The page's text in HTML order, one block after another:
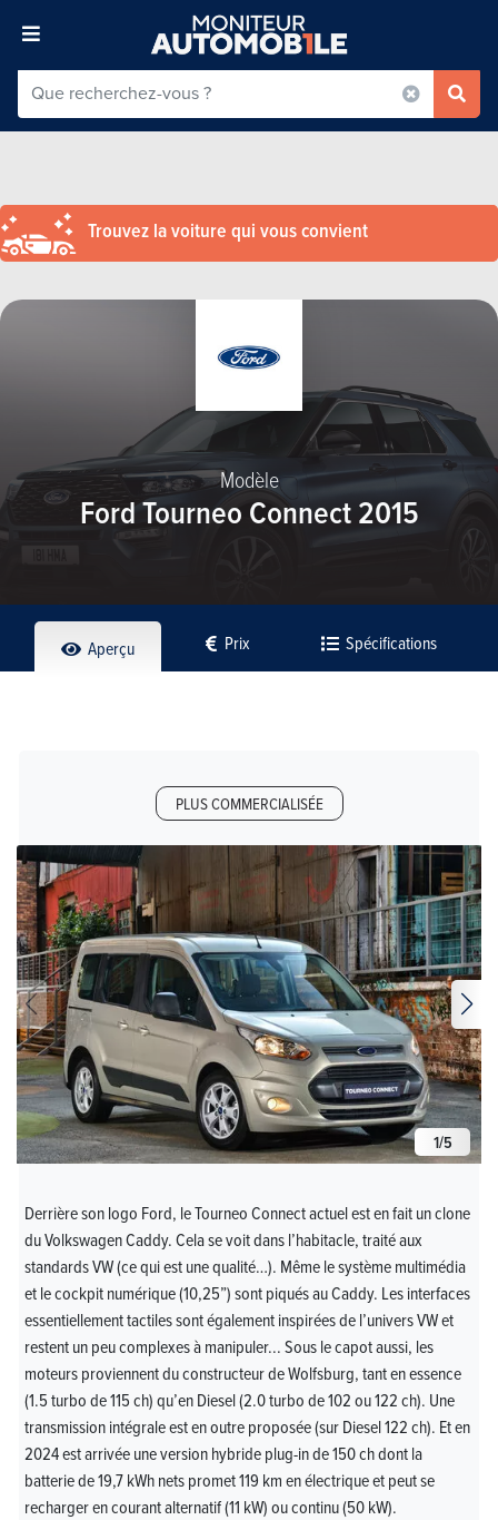
Trouvez la voiture qui vous convient
Modèle
Ford Tourneo Connect 2015
Aperçu Prix Spécifications
PLUS COMMERCIALISÉE
1/5
Derrière son logo Ford, le Tourneo Connect actuel est en fait un clone
du Volkswagen Caddy. Cela se voit dans l’habitacle, traité aux
standards VW (ce qui est une qualité…). Même le système multimédia
et le cockpit numérique (10,25”) sont piqués au Caddy. Les interfaces
essentiellement tactiles sont également inspirées de l’univers VW et
restent un peu complexes à manipuler... Sous le capot aussi, les
moteurs proviennent du constructeur de Wolfsburg, tant en essence
(1.5 turbo de 115 ch) qu’en Diesel (2.0 turbo de 102 ou 122 ch). Une
transmission intégrale est en outre proposée (sur Diesel 122 ch). Et en
2024 est arrivée une version hybride plug-in de 150 ch dont la
batterie de 19,7 kWh nets promet 119 km en électrique et peut se
recharger en courant alternatif (11 kW) ou continu (50 kW).